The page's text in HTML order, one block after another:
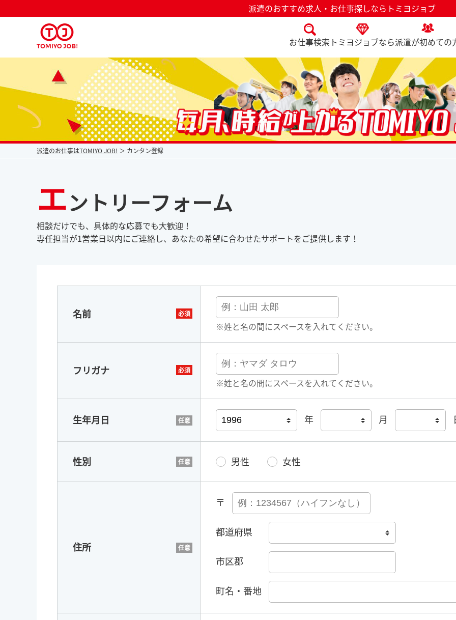
派遣のおすすめ求人・お仕事探しならトミヨジョブ
お仕事検索 トミヨジョブなら派遣が初めての
派遣なら毎月時給が上がるトミヨジョブ
派遣のお仕事はTOMIYO JOB! カンタン登録
エントリーフォーム
相談だけでも、具体的な応募でも大歓迎！
専任担当が1営業日以内にご連絡し、あなたの希望に合わせたサポートをご提供します！
名前
※姓と名の間にスペースを入れてください。
フリガナ
※姓と名の間にスペースを入れてください。
生年月日 年 月
性別 男性 女性
住所
〒
都道府県
市区郡
町名・番地